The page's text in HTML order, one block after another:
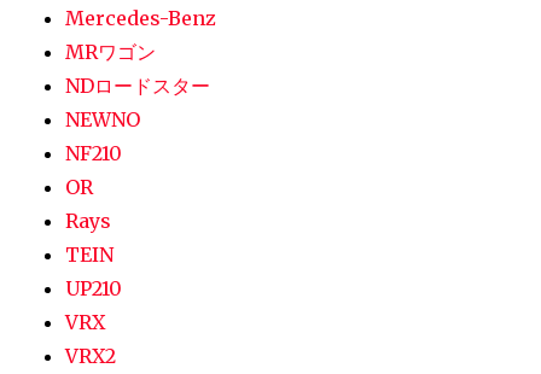
Mercedes-Benz
MRワゴン
NDロードスター
NEWNO
NF210
OR
Rays
TEIN
UP210
VRX
VRX2